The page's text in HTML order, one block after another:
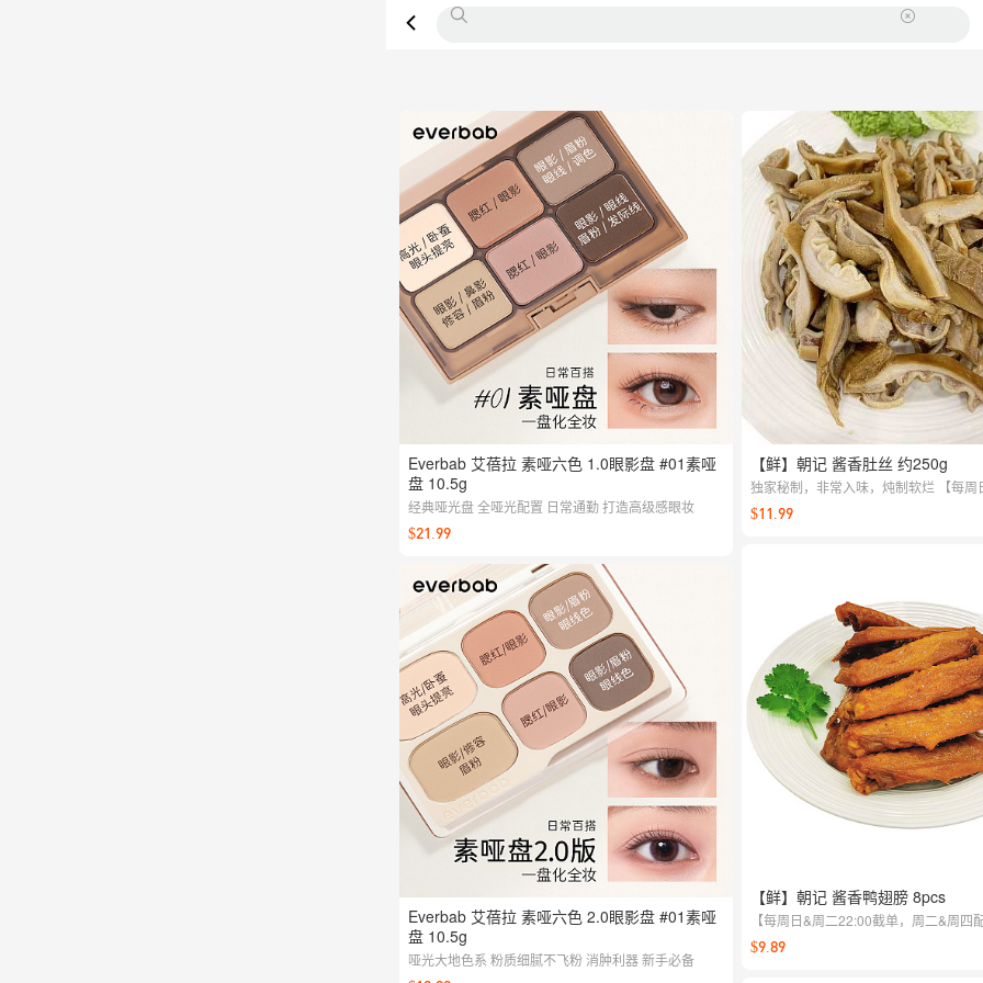
Everbab 艾蓓拉 素哑六色 1.0眼影盘 #01素哑
盘 10.5g
经典哑光盘 全哑光配置 日常通勤 打造高级感眼妆
$21.99
Everbab 艾蓓拉 素哑六色 2.0眼影盘 #01素哑
盘 10.5g
哑光大地色系 粉质细腻不飞粉 消肿利器 新手必备
【鲜】朝记 酱香肚丝 约250g
独家秘制，非常入味，炖制软烂 【每
截单，周二&周四配送】
$11.99
【鲜】朝记 酱香鸭翅膀 8pcs
【每周日&周二22:00截单，周二&周四
$9.89